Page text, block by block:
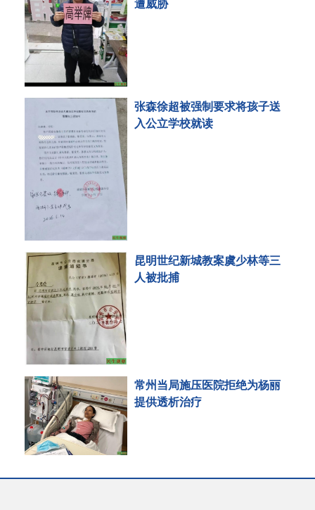
遭威胁
张森徐超被强制要求将孩子送
入公立学校就读
昆明世纪新城教案虞少林等三
人被批捕
常州当局施压医院拒绝为杨丽
提供透析治疗